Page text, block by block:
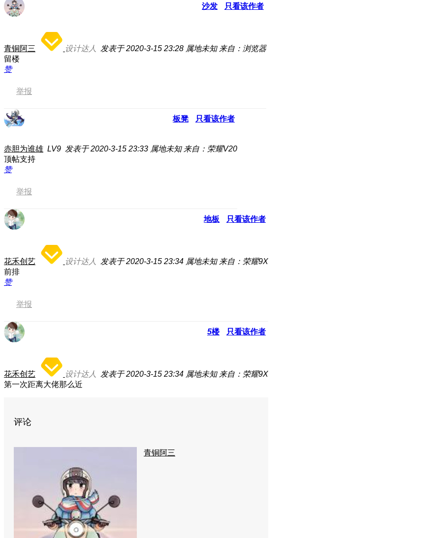
沙发 只看该作者
青铜阿三 设计达人 发表于 2020-3-15 23:28 属地未知 来自：浏览器
留楼
赞
举报
板凳 只看该作者
赤胆为谁雄 LV9 发表于 2020-3-15 23:33 属地未知 来自：荣耀V20
顶帖支持
赞
举报
地板 只看该作者
花禾创艺 设计达人 发表于 2020-3-15 23:34 属地未知 来自：荣耀9X
前排
赞
举报
5楼 只看该作者
花禾创艺 设计达人 发表于 2020-3-15 23:34 属地未知 来自：荣耀9X
第一次距离大佬那么近
评论
青铜阿三